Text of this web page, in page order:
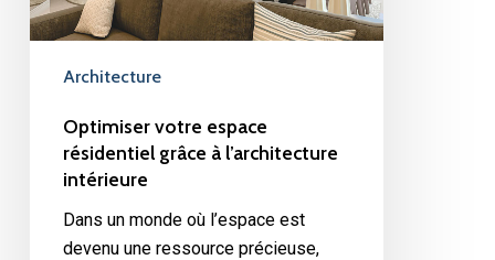
intérieure
Architecture
Optimiser votre espace
résidentiel grâce à l’architecture
intérieure
Dans un monde où l’espace est
devenu une ressource précieuse,